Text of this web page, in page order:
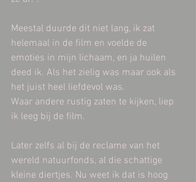
Meestal duurde dit niet lang, ik zat
helemaal in de film en voelde de
emoties in mijn lichaam, en ja huilen
deed ik. Als het zielig was maar ook als
het juist heel liefdevol was.
Waar andere rustig zaten te kijken, liep
ik leeg bij de film.
Later zelfs al bij de reclame van het
wereld natuurfonds, al die schattige
kleine diertjes. Nu weet ik dat is hoog